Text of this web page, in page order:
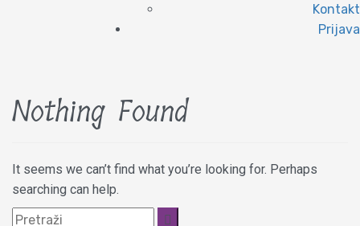
Kontakt
Prijava
Nothing Found
It seems we can’t find what you’re looking for. Perhaps
searching can help.